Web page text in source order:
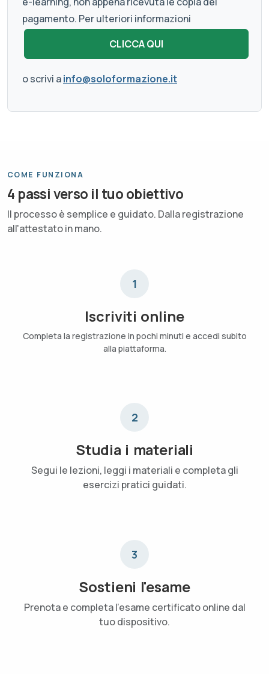
pagamento. Per ulteriori informazioni
o scrivi ainfo@soloformazione.it
COME FUNZIONA
4 passi verso il tuo obiettivo
Il processo è semplice e guidato. Dalla registrazione
all'attestato in mano.
1
Iscriviti online
Completa la registrazione in pochi minuti e accedi subito
alla piattaforma.
2
Studia i materiali
Segui le lezioni, leggi i materiali e completa gli
esercizi pratici guidati.
3
Sostieni l'esame
Prenota e completa l'esame certificato online dal
tuo dispositivo.